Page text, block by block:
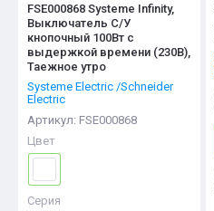
FSE000868 Systeme Infinity,
Выключатель С/У
кнопочный 100Вт с
выдержкой времени (230В),
Таежное утро
Systeme Electric /Schneider
Electric
Артикул: FSE000868
Цвет
Серия